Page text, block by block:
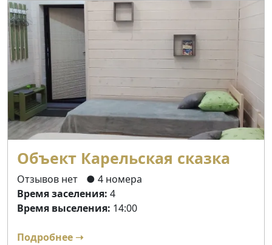
Объект Карельская сказка
Отзывов нет
● 4 номера
Время заселения: 4
Время выселения: 14:00
Подробнее ➝